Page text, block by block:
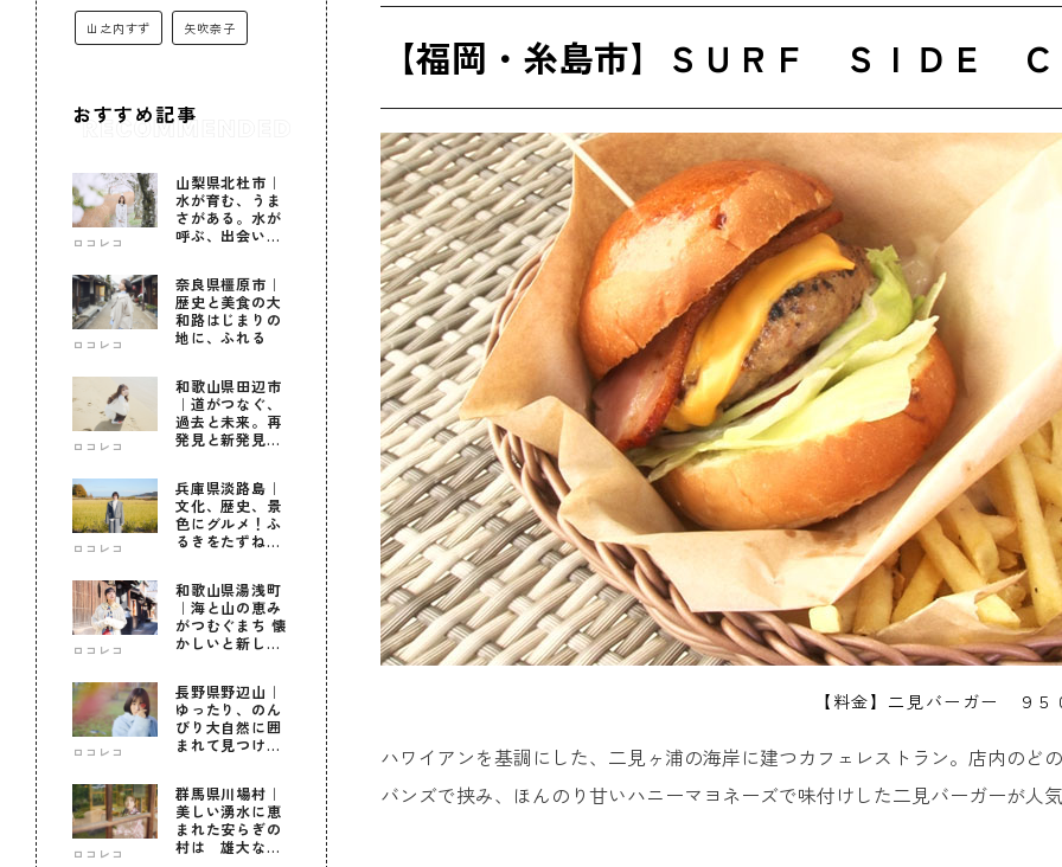
山之内すず 矢吹奈子
おすすめ記事
ロコレコ
山梨県北杜市｜
水が育む、うま
さがある。水が
呼ぶ、出会いが
ロコレコ
奈良県橿原市｜
歴史と美食の大
和路はじまりの
地に、ふれる
ロコレコ
和歌山県田辺市
｜道がつなぐ、
過去と未来。再
発見と新発見の
ロコレコ
兵庫県淡路島｜
文化、歴史、景
色にグルメ！ふ
るきをたずねて
ロコレコ
和歌山県湯浅町
｜海と山の恵み
がつむぐまち 懐
かしいと新しい
ロコレコ
長野県野辺山｜
ゆったり、のん
びり大自然に囲
まれて見つけ
ロコレコ
群馬県川場村｜
美しい湧水に恵
まれた安らぎの
村は 雄大な自
【福岡・糸島市】ＳＵＲＦ ＳＩＤＥ
【料金】二見バーガー ９５
ハワイアンを基調にした、二見ヶ浦の海岸に建つカフェレストラン。店内のど
バンズで挟み、ほんのり甘いハニーマヨネーズで味付けした二見バーガーが人